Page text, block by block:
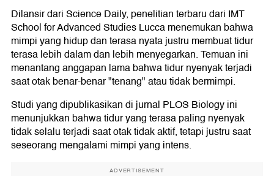
Dilansir dari Science Daily, penelitian terbaru dari IMT
School for Advanced Studies Lucca menemukan bahwa
mimpi yang hidup dan terasa nyata justru membuat tidur
terasa lebih dalam dan lebih menyegarkan. Temuan ini
menantang anggapan lama bahwa tidur nyenyak terjadi
saat otak benar-benar "tenang" atau tidak bermimpi.
Studi yang dipublikasikan di jurnal PLOS Biology ini
menunjukkan bahwa tidur yang terasa paling nyenyak
tidak selalu terjadi saat otak tidak aktif, tetapi justru saat
seseorang mengalami mimpi yang intens.
ADVERTISEMENT